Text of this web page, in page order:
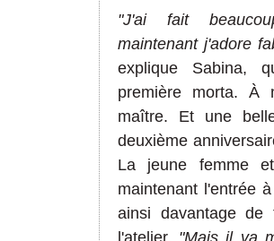
"J'ai fait
maintenant j'adore
explique Sabina,
première morta. À
maître. Et une
deuxième
La jeune femme
maintenant l'entrée
ainsi davantage de